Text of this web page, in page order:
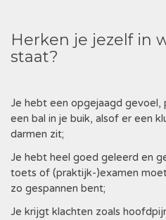
Herken je jezelf in
staat?
Je hebt een opgejaagd
een bal in je buik, alsof er een
darmen zit;
Je hebt heel goed geleerd en
toets of (praktijk-)examen
zo gespannen bent;
Je krijgt klachten zoals